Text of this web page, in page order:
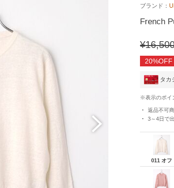
ブランド：
French
20%OFF
タカ
※表示のポイ
返品不可
3～4日で
011 オフ